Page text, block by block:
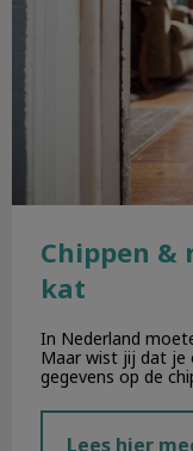
Chippen &
kat
In Nederland
Maar wist jij dat je
gegevens op de
Lees hier